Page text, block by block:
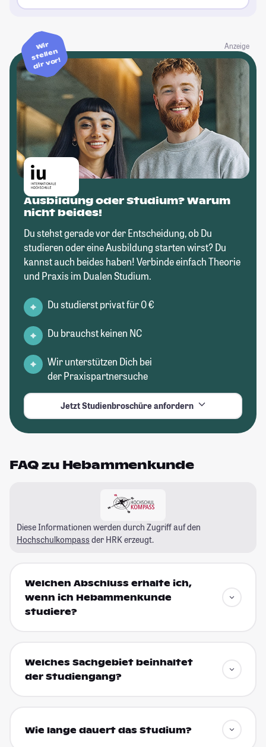
Anzeige
Wir
stellen
dir vor!
Ausbildung oder Studium? Warum
nicht beides!
Du stehst gerade vor der Entscheidung, ob Du
studieren oder eine Ausbildung starten wirst? Du
kannst auch beides haben! Verbinde einfach Theorie
und Praxis im Dualen Studium.
Du studierst privat für 0 €
Du brauchst keinen NC
Wir unterstützen Dich bei
der Praxispartnersuche
Jetzt Studienbroschüre anfordern
FAQ zu Hebammenkunde
Diese Informationen werden durch Zugriff auf den
Hochschulkompass der HRK erzeugt.
Welchen Abschluss erhalte ich,
wenn ich Hebammenkunde
studiere?
Welches Sachgebiet beinhaltet
der Studiengang?
Wie lange dauert das Studium?